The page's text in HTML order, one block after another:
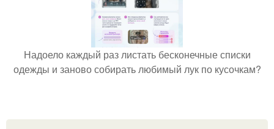
Надоело каждый раз листать бесконечные списки
одежды и заново собирать любимый лук по кусочкам?